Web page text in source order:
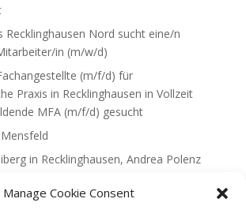
Manage Cookie Consent
Recklinghausen Nord sucht eine/n
in (m/w/d)
(m/f/d) für
Praxis in Recklinghausen in Vollzeit
MFA (m/f/d) gesucht
in Recklinghausen, Andrea Polenz